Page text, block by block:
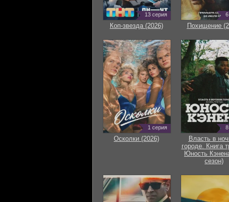
13 серия
Коп-звезда (2026) Похищение
1 серия
Осколки (2026)
Власть в
городе. Книга
Юность
сезон)